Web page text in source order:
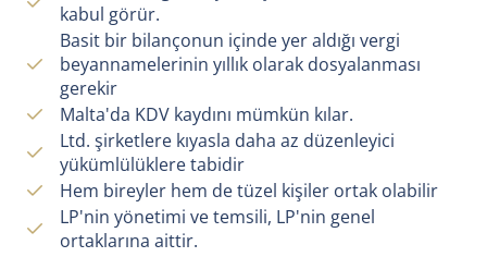
kabul görür.
Basit bir bilançonun içinde yer aldığı vergi
beyannamelerinin yıllık olarak dosyalanması
gerekir
Malta'da KDV kaydını mümkün kılar.
Ltd. şirketlere kıyasla daha az düzenleyici
yükümlülüklere tabidir
Hem bireyler hem de tüzel kişiler ortak olabilir
LP'nin yönetimi ve temsili, LP'nin genel
ortaklarına aittir.